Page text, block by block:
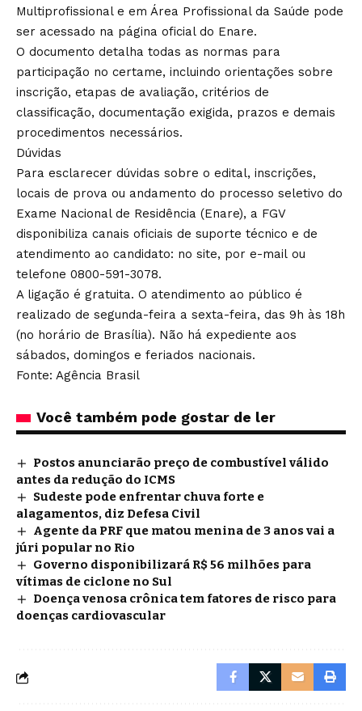
Multiprofissional e em Área Profissional da Saúde pode
ser acessado na página oficial do Enare.
O documento detalha todas as normas para
participação no certame, incluindo orientações sobre
inscrição, etapas de avaliação, critérios de
classificação, documentação exigida, prazos e demais
procedimentos necessários.
Dúvidas
Para esclarecer dúvidas sobre o edital, inscrições,
locais de prova ou andamento do processo seletivo do
Exame Nacional de Residência (Enare), a FGV
disponibiliza canais oficiais de suporte técnico e de
atendimento ao candidato: no site, por e-mail ou
telefone 0800-591-3078.
A ligação é gratuita. O atendimento ao público é
realizado de segunda-feira a sexta-feira, das 9h às 18h
(no horário de Brasília). Não há expediente aos
sábados, domingos e feriados nacionais.
Fonte: Agência Brasil
Você também pode gostar de ler
Postos anunciarão preço de combustível válido
antes da redução do ICMS
Sudeste pode enfrentar chuva forte e
alagamentos, diz Defesa Civil
Agente da PRF que matou menina de 3 anos vai a
júri popular no Rio
Governo disponibilizará R$ 56 milhões para
vítimas de ciclone no Sul
Doença venosa crônica tem fatores de risco para
doenças cardiovascular